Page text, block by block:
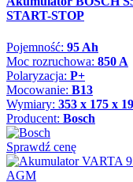
START-STOP
Pojemność: 95 Ah
Moc rozruchowa: 850 A
Polaryzacja: P+
Mocowanie: B13
Wymiary: 353 x 175 x
Producent: Bosch
Sprawdź cenę